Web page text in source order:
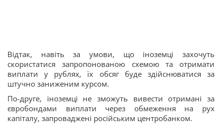
Відтак, навіть за умови, що іноземці захочуть
скористатися запропонованою схемою та отримати
виплати у рублях, їх обсяг буде здійснюватися за
штучно заниженим курсом.
По-друге, іноземці не зможуть вивести отримані за
євробондами виплати через обмеження на рух
капіталу, запроваджені російським центробанком.